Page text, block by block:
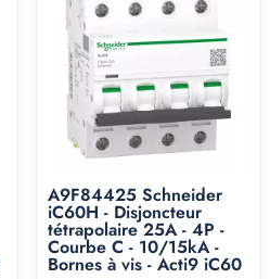
A9F84425 Schneider
iC60H - Disjoncteur
tétrapolaire 25A - 4P -
Courbe C - 10/15kA -
Bornes à vis - Acti9 iC60